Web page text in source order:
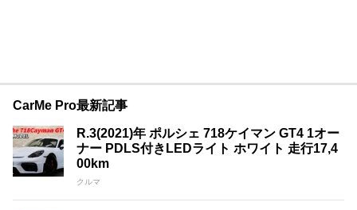
CarMe Pro最新記事
R.3(2021)年 ポルシェ 718ケイマン GT4 1オー
ナー PDLS付きLEDライト ホワイト 走行17,4
00km
クルマ